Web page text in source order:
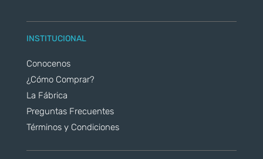
INSTITUCIONAL
Conocenos
¿Cómo Comprar?
La Fábrica
Preguntas Frecuentes
Términos y Condiciones